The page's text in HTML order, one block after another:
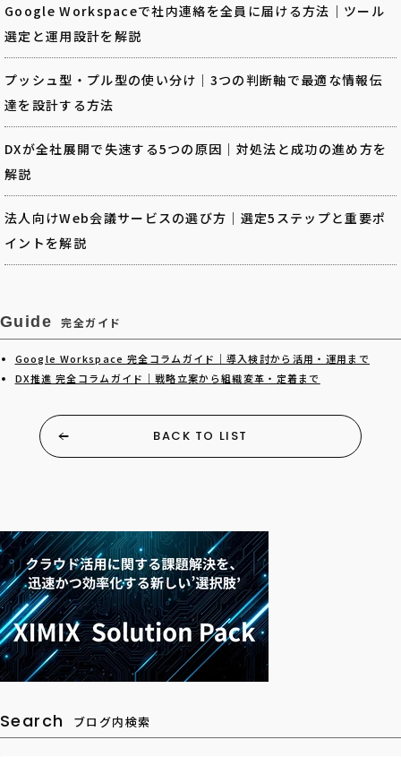
Google Workspaceで社内連絡を全員に届ける方法｜ツール
選定と運用設計を解説
プッシュ型・プル型の使い分け｜3つの判断軸で最適な情報伝
達を設計する方法
DXが全社展開で失速する5つの原因｜対処法と成功の進め方を
解説
法人向けWeb会議サービスの選び方｜選定5ステップと重要ポ
イントを解説
Guide 完全ガイド
Google Workspace 完全コラムガイド｜導入検討から活用・運用まで
DX推進 完全コラムガイド｜戦略立案から組織変革・定着まで
BACK TO LIST
Search ブログ内検索